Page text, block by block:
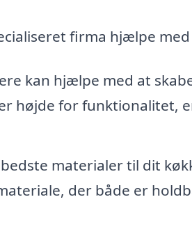
firma hjælpe
kan hjælpe med at
højde for funktionalitet,
materialer til dit
der både er